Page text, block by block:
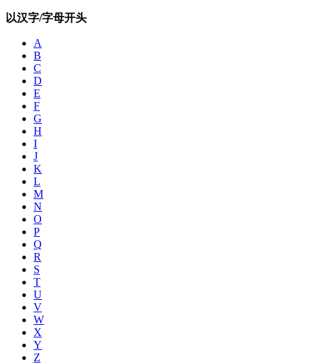
以汉字/字母开头
A
B
C
D
E
F
G
H
I
J
K
L
M
N
O
P
Q
R
S
T
U
V
W
X
Y
Z